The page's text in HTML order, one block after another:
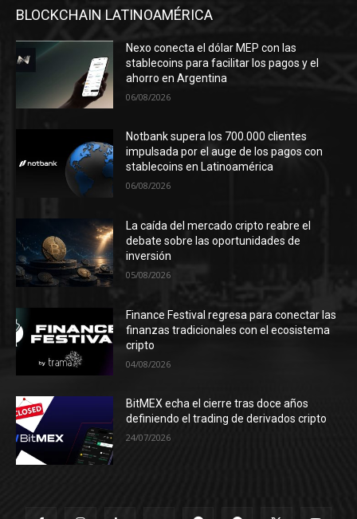
BLOCKCHAIN LATINOAMÉRICA
Nexo conecta el dólar MEP con las
stablecoins para facilitar los pagos y el
ahorro en Argentina
06/08/2026
Notbank supera los 700.000 clientes
impulsada por el auge de los pagos con
stablecoins en Latinoamérica
06/08/2026
La caída del mercado cripto reabre el
debate sobre las oportunidades de
inversión
05/08/2026
Finance Festival regresa para conectar las
finanzas tradicionales con el ecosistema
cripto
04/08/2026
BitMEX echa el cierre tras doce años
definiendo el trading de derivados cripto
24/07/2026